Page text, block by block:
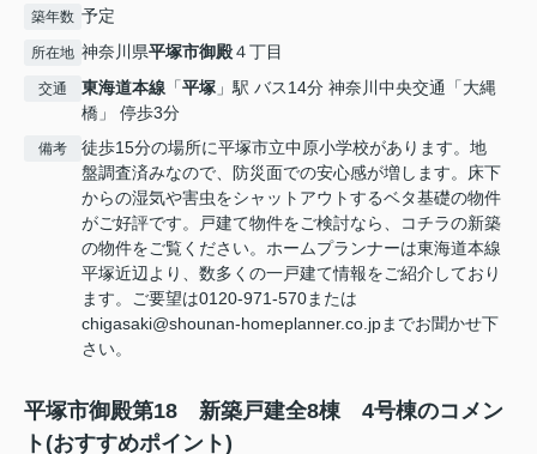
築年数 予定
所在地 神奈川県平塚市御殿４丁目
交通 東海道本線 「平塚 」駅 バス14分 神奈川中央交通「大縄
橋」 停歩3分
備考
徒歩15分の場所に平塚市立中原小学校があります。地
盤調査済みなので、防災面での安心感が増します。床下
からの湿気や害虫をシャットアウトするベタ基礎の物件
がご好評です。戸建て物件をご検討なら、コチラの新築
の物件をご覧ください。ホームプランナーは東海道本線
平塚近辺より、数多くの一戸建て情報をご紹介しており
ます。ご要望は0120-971-570または
chigasaki@shounan-homeplanner.co.jpまでお聞かせ下
さい。
平塚市御殿第18 新築戸建全8棟 4号棟のコメン
ト(おすすめポイント)